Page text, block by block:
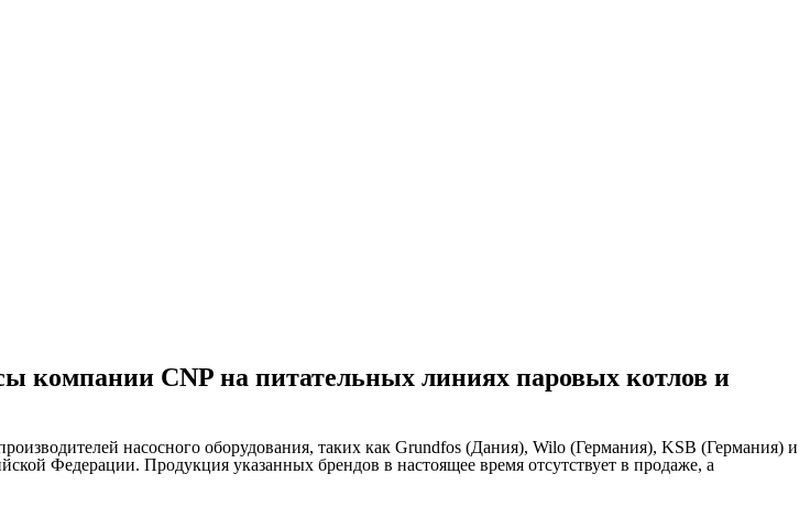
компании CNP на питательных линиях паровых котлов и
насосного оборудования, таких как Grundfos (Дания), Wilo (Германия), KSB (Германия) и
Федерации. Продукция указанных брендов в настоящее время отсутствует в продаже, а